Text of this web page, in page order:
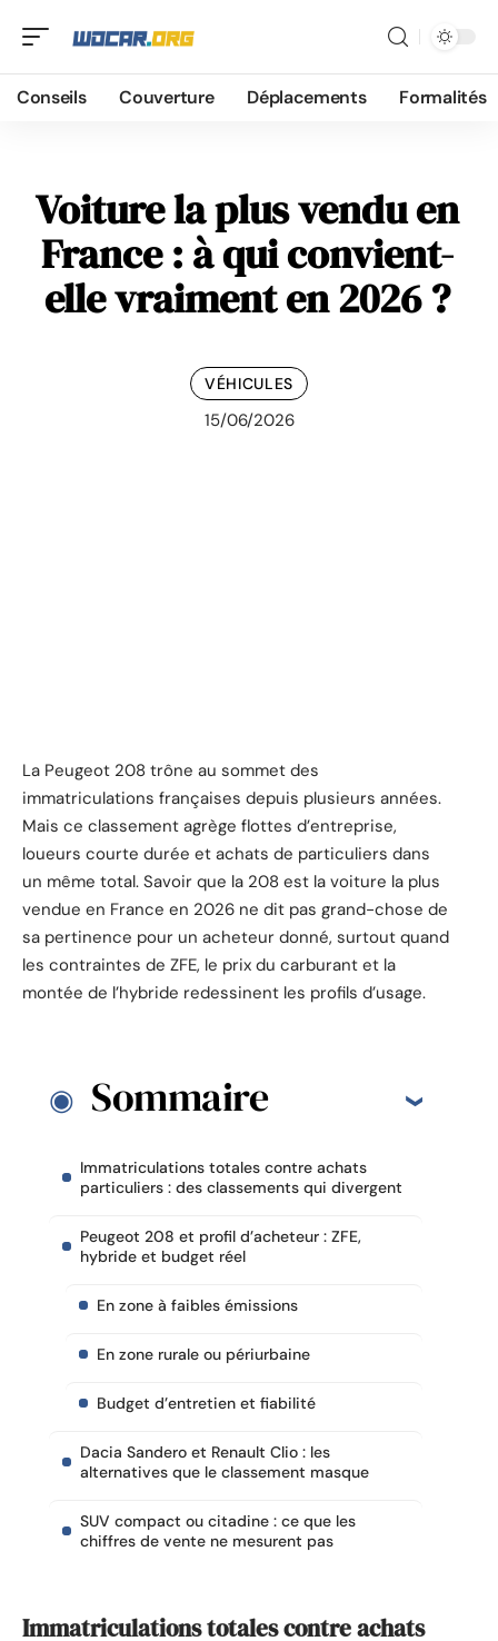
Conseils Couverture Déplacements Formalités
Voiture la plus vendu en
France : à qui convient-
elle vraiment en 2026 ?
VÉHICULES
15/06/2026
La Peugeot 208 trône au sommet des
immatriculations françaises depuis plusieurs années.
Mais ce classement agrège flottes d’entreprise,
loueurs courte durée et achats de particuliers dans
un même total. Savoir que la 208 est la voiture la plus
vendue en France en 2026 ne dit pas grand-chose de
sa pertinence pour un acheteur donné, surtout quand
les contraintes de ZFE, le prix du carburant et la
montée de l’hybride redessinent les profils d’usage.
Sommaire
Immatriculations totales contre achats
particuliers : des classements qui divergent
Peugeot 208 et profil d’acheteur : ZFE,
hybride et budget réel
En zone à faibles émissions
En zone rurale ou périurbaine
Budget d’entretien et fiabilité
Dacia Sandero et Renault Clio : les
alternatives que le classement masque
SUV compact ou citadine : ce que les
chiffres de vente ne mesurent pas
Immatriculations totales contre achats